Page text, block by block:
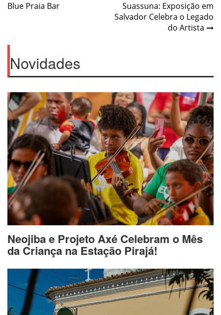
de
Blue Praia Bar
Suassuna: Exposição em
Salvador Celebra o Legado
do Artista
Novidades
Neojiba e Projeto Axé Celebram o Mês
da Criança na Estação Pirajá!